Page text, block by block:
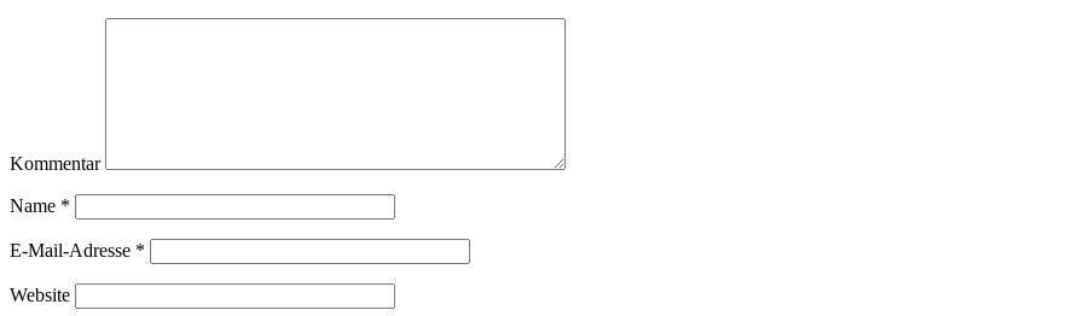
Kommentar
Name *
E-Mail-Adresse *
Website